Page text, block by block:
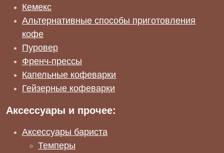
Кемекс
Альтернативные способы приготовления
кофе
Пуровер
Френч-прессы
Капельные кофеварки
Гейзерные кофеварки
Аксессуары и прочее:
Аксессуары бариста
Темперы